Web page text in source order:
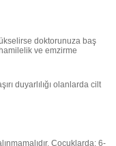
doktorunuza baş
ve emzirme
duyarlılığı olanlarda cilt
Çocuklarda: 6-